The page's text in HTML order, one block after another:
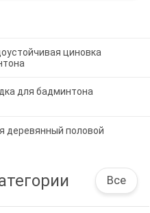
циновка
для бадминтона
деревянный половой
Все